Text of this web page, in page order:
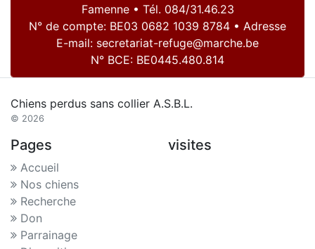
Famenne • Tél. 084/31.46.23
N° de compte: BE03 0682 1039 8784 • Adresse
E-mail: secretariat-refuge@marche.be
N° BCE: BE0445.480.814
Chiens perdus sans collier A.S.B.L.
© 2026
Pages
Accueil
Nos chiens
Recherche
Don
Parrainage
visites